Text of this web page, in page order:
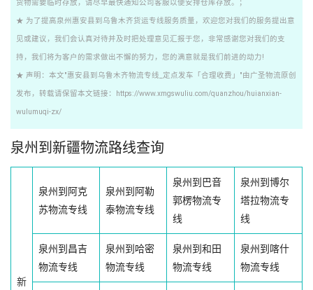
货物需要临时存放，请尽早最快通知公司客服以便安排仓库存放。；
★ 为了提高泉州惠安县到乌鲁木齐货运专线服务质量，欢迎您对我们的服务提出意
见或建议，我们会认真对待并及时把处理意见汇报于您，非常感谢您对我们的支
持，我们将为客户的需求做出不懈的努力，您的满意就是我们前进的动力!
★ 声明：本文"惠安县到乌鲁木齐物流专线_定点发车「合理收费」"由广圣物流原创
发布，转载请保留本文链接：https://www.xmgswuliu.com/quanzhou/huianxian-
wulumuqi-zx/
泉州到新疆物流路线查询
新
泉州到阿克
苏物流专线
泉州到阿勒
泰物流专线
泉州到巴音
郭楞物流专
线
泉州到博尔
塔拉物流专
线
泉州到昌吉
物流专线
泉州到哈密
物流专线
泉州到和田
物流专线
泉州到喀什
物流专线